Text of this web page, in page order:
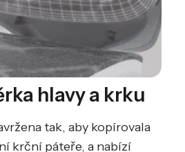
hlavy a krku
tak, aby kopírovala
krční páteře, a nabízí